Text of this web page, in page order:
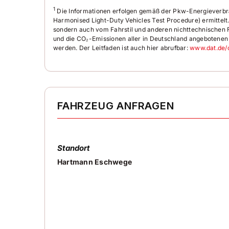
•Sport-Schalensitze vorn heizbar
•Sitz vorn links elektr. verstellbar
• Sitze vorn höhenverstellbar
• Lendenwirbelstützen vorn
• Isofix
• Dachhimmel schwarz
•Multifunktionslederlenkrad heizbar
•Schaltwippen
•Außenspiegel rechts mit autom.
•Außenspiegel mit Umfeldleuchte
1 Die Informationen erfolgen gemäß der Pkw-
Harmonised Light-Duty Vehicles Test Procedure)
sondern auch vom Fahrstil und anderen
und die CO₂-Emissionen aller in Deutschland
werden. Der Leitfaden ist auch hier abrufbar:www.dat.de/
FAHRZEUG ANFRAGEN
Standort
Hartmann Eschwege